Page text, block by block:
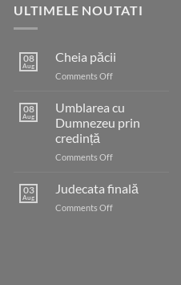
ULTIMELE NOUTATI
08
Aug
Cheia păcii
Comments Offon
08
Aug
Umblarea cu
Dumnezeu prin
credință
Comments Offon
cu
Dumnezeu
prin
03
Aug
Judecata finală
Comments Offon